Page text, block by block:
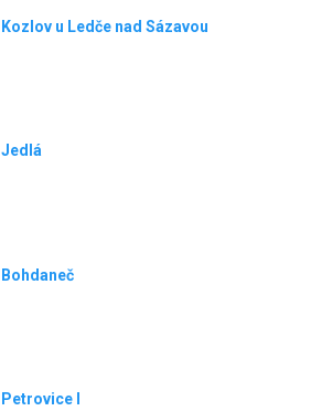
Kozlov u Ledče nad Sázavou
Jedlá
Bohdaneč
Petrovice I